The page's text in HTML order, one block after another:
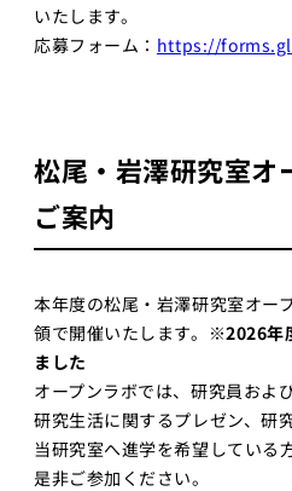
いたします。
応募フォーム： https://
松尾・岩澤研究室オ
ご案内
本年度の松尾・岩澤研究室オー
領で開催いたします。 ※2026年
ました
オープンラボでは、研究員およ
研究生活に関するプレゼン、研
当研究室へ進学を希望している
是非ご参加ください。